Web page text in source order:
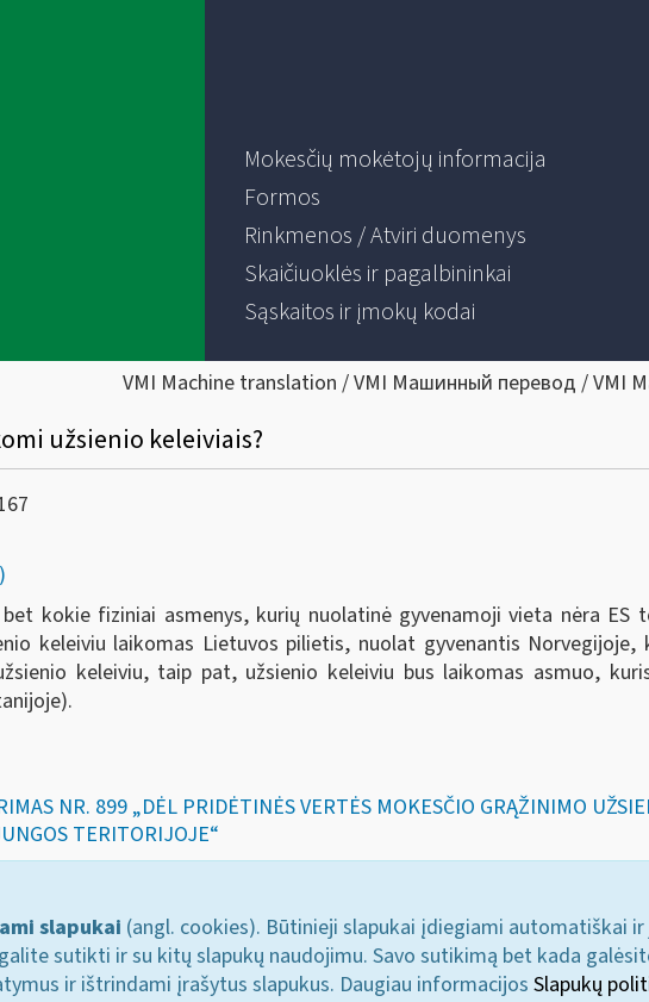
Mokesčių mokėtojų informacija
Formos
Rinkmenos / Atviri duomenys
Skaičiuoklės ir pagalbininkai
Sąskaitos ir įmokų kodai
VMI Machine translation / VMI Машинный перевод / VMI
užsienio keleiviais?
kokie fiziniai asmenys, kurių nuolatinė gyvenamoji vieta nėra
keleiviu laikomas Lietuvos pilietis, nuolat gyvenantis
keleiviu, taip pat, užsienio keleiviu bus laikomas asmuo,
NR. 899 „DĖL PRIDĖTINĖS VERTĖS MOKESČIO GRĄŽINIMO
TERITORIJOJE“
slapukai (angl. cookies). Būtinieji slapukai įdiegiami automatiškai
sutikti ir su kitų slapukų naudojimu. Savo sutikimą bet kada
ir ištrindami įrašytus slapukus. Daugiau informacijos Slapukų